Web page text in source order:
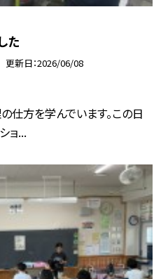
た
更新日 2026/06/08
仕方を学んでいます。この日
ョ...